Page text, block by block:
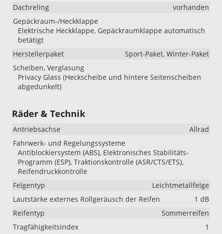
Dachreling
vorhanden
Gepäckraum-/Heckklappe
Elektrische Heckklappe, Gepäckraumklappe automatisch
betätigt
Herstellerpaket
Sport-Paket, Winter-Paket
Scheiben, Verglasung
Privacy Glass (Heckscheibe und hintere Seitenscheiben
abgedunkelt)
Räder & Technik
Antriebsachse
Allrad
Fahrwerk- und Regelungssysteme
Antiblockiersystem (ABS), Elektronisches Stabilitäts-
Programm (ESP), Traktionskontrolle (ASR/CTS/ETS),
Reifendruckkontrolle
Felgentyp
Leichtmetallfelge
Lautstärke externes Rollgeräusch der Reifen
1 dB
Reifentyp
Sommerreifen
Tragfähigkeitsindex
1